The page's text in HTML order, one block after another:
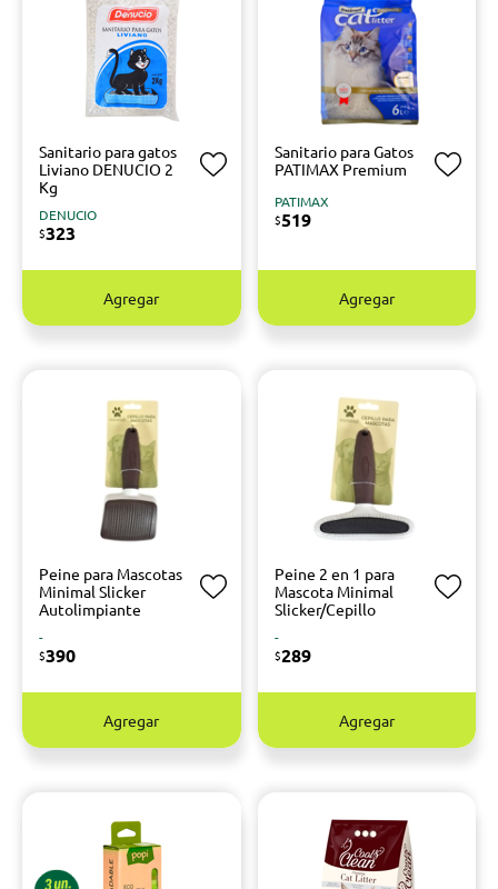
Sanitario para gatos
Liviano DENUCIO 2
Kg
DENUCIO
$323
Agregar
Sanitario para Gatos
PATIMAX Premium
PATIMAX
$519
Agregar
Peine para Mascotas
Minimal Slicker
Autolimpiante
-
$390
Agregar
Peine 2 en 1 para
Mascota Minimal
Slicker/Cepillo
-
$289
Agregar